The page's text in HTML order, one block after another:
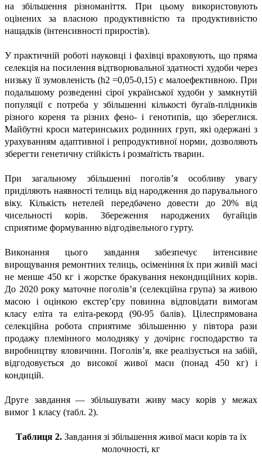
на збільшення різноманіття. При цьому використовують
оцінених за власною продуктивністю та продуктивністю
нащадків (інтенсивності приростів).
У практичній роботі науковці і фахівці враховують, що пряма
селекція на посилення відтворювальної здатності худоби через
низьку її зумовленість (h2 =0,05-0,15) є малоефективною. При
подальшому розведенні сірої української худоби у замкнутій
популяції є потреба у збільшенні кількості бугаїв-плідників
різного кореня та різних фено- і генотипів, що збереглися.
Майбутні кроси материнських родинних груп, які одержані з
урахуванням адаптивної і репродуктивної норми, дозволяють
зберегти генетичну стійкість і розмаїтість тварин.
При загальному збільшенні поголів’я особливу увагу
приділяють наявності телиць від народження до парувального
віку. Кількість нетелей передбачено довести до 20% від
чисельності корів. Збереження народжених бугайців
сприятиме формуванню відгодівельного гурту.
Виконання цього завдання забезпечує інтенсивне
вирощування ремонтних телиць, осіменіння їх при живій масі
не менше 450 кг і жорстке бракування некондиційних корів.
До 2020 року маточне поголів’я (селекційна група) за живою
масою і оцінкою екстер’єру повинна відповідати вимогам
класу еліта та еліта-рекорд (90-95 балів). Цілеспрямована
селекційна робота сприятиме збільшенню у півтора рази
продажу племінного молодняку у дочірнє господарство та
виробництву яловичини. Поголів’я, яке реалізується на забій,
відгодовується до високої живої маси (понад 450 кг) і
кондицій.
Друге завдання — збільшувати живу масу корів у межах
вимог 1 класу (табл. 2).
Таблиця 2. Завдання зі збільшення живої маси корів та їх
молочності, кг